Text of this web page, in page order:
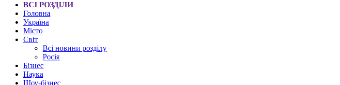
ВСІ РОЗДІЛИ
Головна
Україна
Місто
Світ
Всі новини розділу
Росія
Бізнес
Наука
Шоу-бізнес